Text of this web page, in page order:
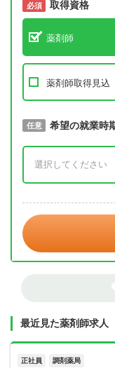
必須 取得資格
薬剤師
薬剤師取得見込
必須 取得予定年
任意 希望の就業時
最近見た薬剤師求人
正社員 調剤薬局